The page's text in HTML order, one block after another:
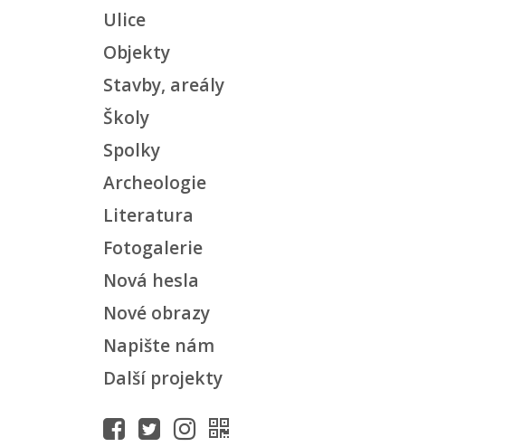
Ulice
Objekty
Stavby, areály
Školy
Spolky
Archeologie
Literatura
Fotogalerie
Nová hesla
Nové obrazy
Napište nám
Další projekty